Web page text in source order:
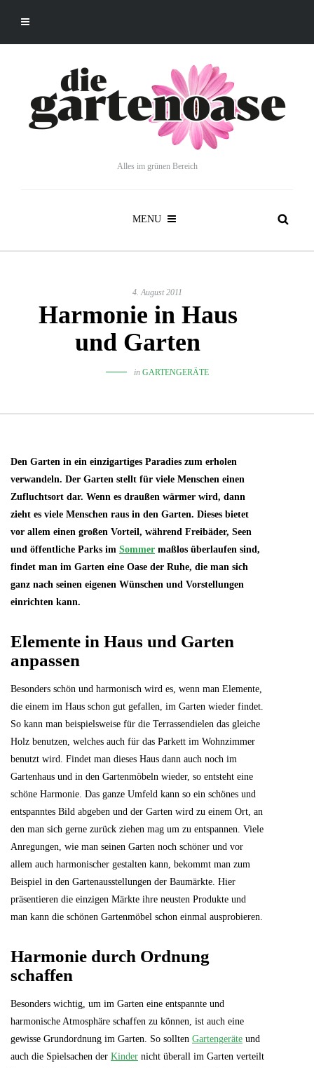
Alles im grünen Bereich
MENU
4. August 2011
Harmonie in Haus
und Garten
in GARTENGERÄTE
Den Garten in ein einzigartiges Paradies zum erholen
verwandeln. Der Garten stellt für viele Menschen einen
Zufluchtsort dar. Wenn es draußen wärmer wird, dann
zieht es viele Menschen raus in den Garten. Dieses bietet
vor allem einen großen Vorteil, während Freibäder, Seen
und öffentliche Parks im Sommer maßlos überlaufen sind,
findet man im Garten eine Oase der Ruhe, die man sich
ganz nach seinen eigenen Wünschen und Vorstellungen
einrichten kann.
Elemente in Haus und Garten
anpassen
Besonders schön und harmonisch wird es, wenn man Elemente,
die einem im Haus schon gut gefallen, im Garten wieder findet.
So kann man beispielsweise für die Terrassendielen das gleiche
Holz benutzen, welches auch für das Parkett im Wohnzimmer
benutzt wird. Findet man dieses Haus dann auch noch im
Gartenhaus und in den Gartenmöbeln wieder, so entsteht eine
schöne Harmonie. Das ganze Umfeld kann so ein schönes und
entspanntes Bild abgeben und der Garten wird zu einem Ort, an
den man sich gerne zurück ziehen mag um zu entspannen. Viele
Anregungen, wie man seinen Garten noch schöner und vor
allem auch harmonischer gestalten kann, bekommt man zum
Beispiel in den Gartenausstellungen der Baumärkte. Hier
präsentieren die einzigen Märkte ihre neusten Produkte und
man kann die schönen Gartenmöbel schon einmal ausprobieren.
Harmonie durch Ordnung
schaffen
Besonders wichtig, um im Garten eine entspannte und
harmonische Atmosphäre schaffen zu können, ist auch eine
gewisse Grundordnung im Garten. So sollten Gartengeräte und
auch die Spielsachen der Kinder nicht überall im Garten verteilt